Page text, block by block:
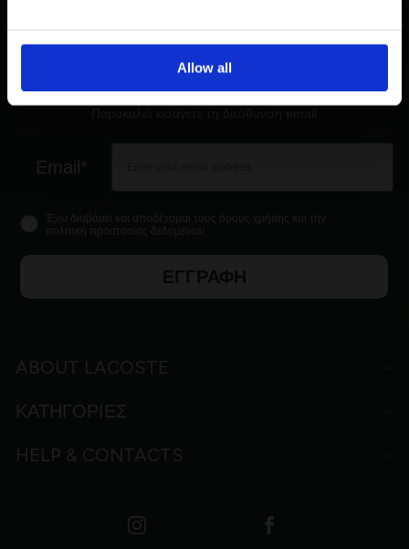
Allow all
Εγγραφείτε στο Newsletter και κερδίστε 10%
Email*
Έχω διαβάσει και αποδέχομαι τους όρους χρήσης και την
πολιτική προστασίας δεδομένων.
ΕΓΓΡΑΦΗ
ABOUT LACOSTE
ΚΑΤΗΓΟΡΙΕΣ
HELP & CONTACTS
'Οχι, ευχαριστώ